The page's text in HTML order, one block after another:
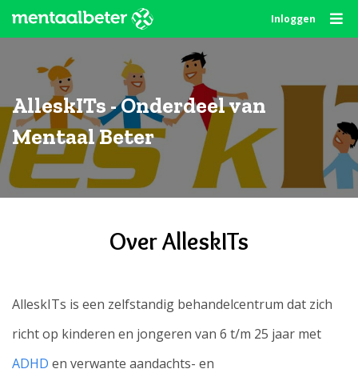
content
Inloggen
AlleskITs - Onderdeel van
Mentaal Beter
Over AlleskITs
AlleskITs is een zelfstandig behandelcentrum dat zich
richt op kinderen en jongeren van 6 t/m 25 jaar met
ADHD en verwante aandachts- en